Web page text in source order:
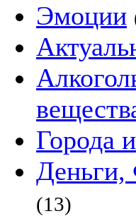
Эмоции
Города
(13)